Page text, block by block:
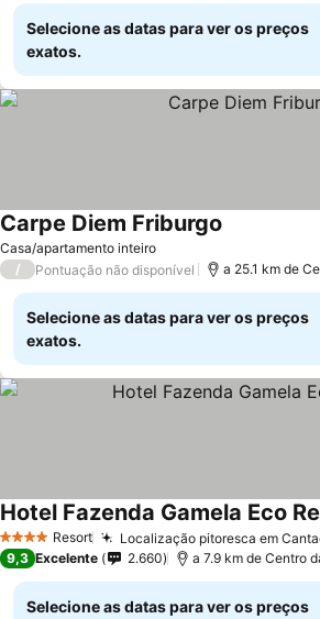
Selecione as datas para ver os preços
exatos.
Casa/apartamento inteiro
Carpe Diem Friburgo
/ Pontuação não disponível a 25.1 km de
Selecione as datas para ver os preços
exatos.
4 EstrelasResort Localização pitoresca em
Hotel Fazenda Gamela Eco
9,3 Excelente 2.660 a 7.9 km de Centro
Selecione as datas para ver os preços